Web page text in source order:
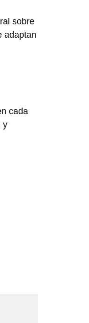
sobre
adaptan
cada
y